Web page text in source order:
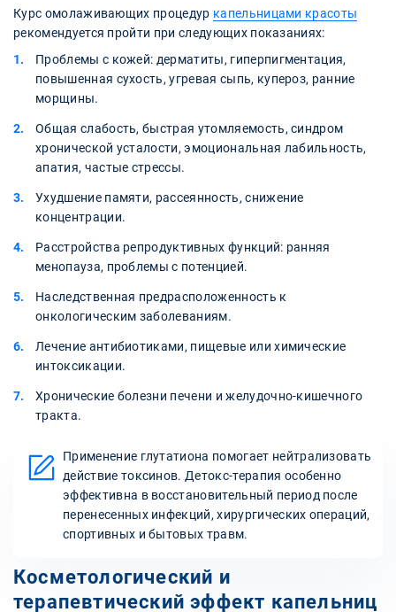
Курс омолаживающих процедур капельницами красоты
рекомендуется пройти при следующих показаниях:
Проблемы с кожей: дерматиты, гиперпигментация,
повышенная сухость, угревая сыпь, купероз, ранние
морщины.
Общая слабость, быстрая утомляемость, синдром
хронической усталости, эмоциональная лабильность,
апатия, частые стрессы.
Ухудшение памяти, рассеянность, снижение
концентрации.
Расстройства репродуктивных функций: ранняя
менопауза, проблемы с потенцией.
Наследственная предрасположенность к
онкологическим заболеваниям.
Лечение антибиотиками, пищевые или химические
интоксикации.
Хронические болезни печени и желудочно-кишечного
тракта.
Применение глутатиона помогает нейтрализовать
действие токсинов. Детокс-терапия особенно
эффективна в восстановительный период после
перенесенных инфекций, хирургических операций,
спортивных и бытовых травм.
Косметологический и
терапевтический эффект капельниц